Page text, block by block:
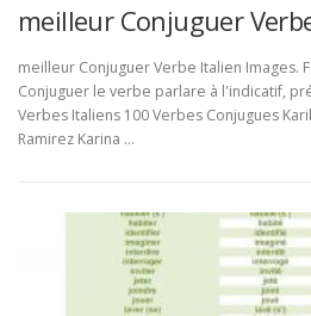
meilleur Conjuguer
meilleur Conjuguer Verbe Italien Images.
Conjuguer le verbe parlare à l'indicatif,
Verbes Italiens 100 Verbes Conjugues
Ramirez Karina …